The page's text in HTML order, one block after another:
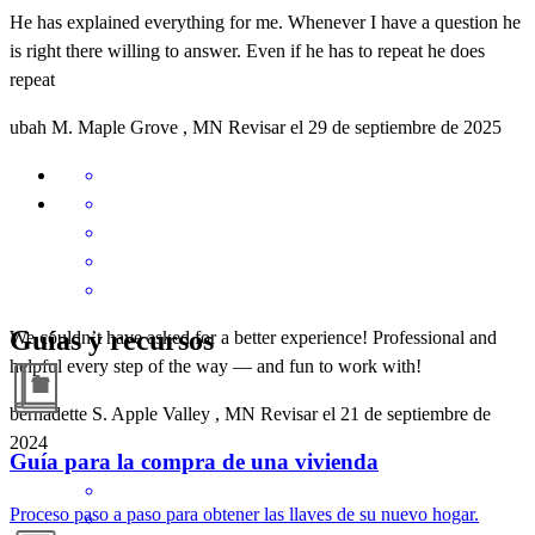
He has explained everything for me. Whenever I have a question he
is right there willing to answer. Even if he has to repeat he does
repeat
ubah M. Maple Grove , MN Revisar el 29 de septiembre de 2025
We couldn’t have asked for a better experience! Professional and
helpful every step of the way — and fun to work with!
bernadette S. Apple Valley , MN Revisar el 21 de septiembre de
2024
Guías y recursos
Guía para la compra de una vivienda
Proceso paso a paso para obtener las llaves de su nuevo hogar.